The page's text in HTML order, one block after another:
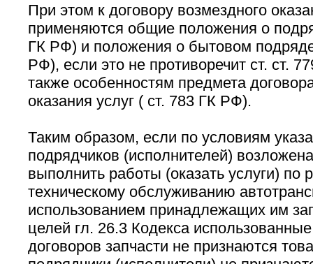
При этом к договору возмездного
применяются общие положения о
ГК РФ) и положения о бытовом
РФ), если это не противоречит ст. ст.
также особенностям предмета
оказания услуг ( ст. 783 ГК РФ).
Таким образом, если по условиям
подрядчиков (исполнителей)
выполнить работы (оказать услуги) по
техническому обслуживанию
использованием принадлежащих им
целей гл. 26.3 Кодекса
договоров запчасти не признаются